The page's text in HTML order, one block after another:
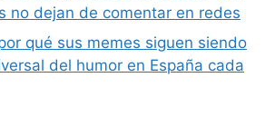
no dejan de comentar en redes
qué sus memes siguen siendo
del humor en España cada